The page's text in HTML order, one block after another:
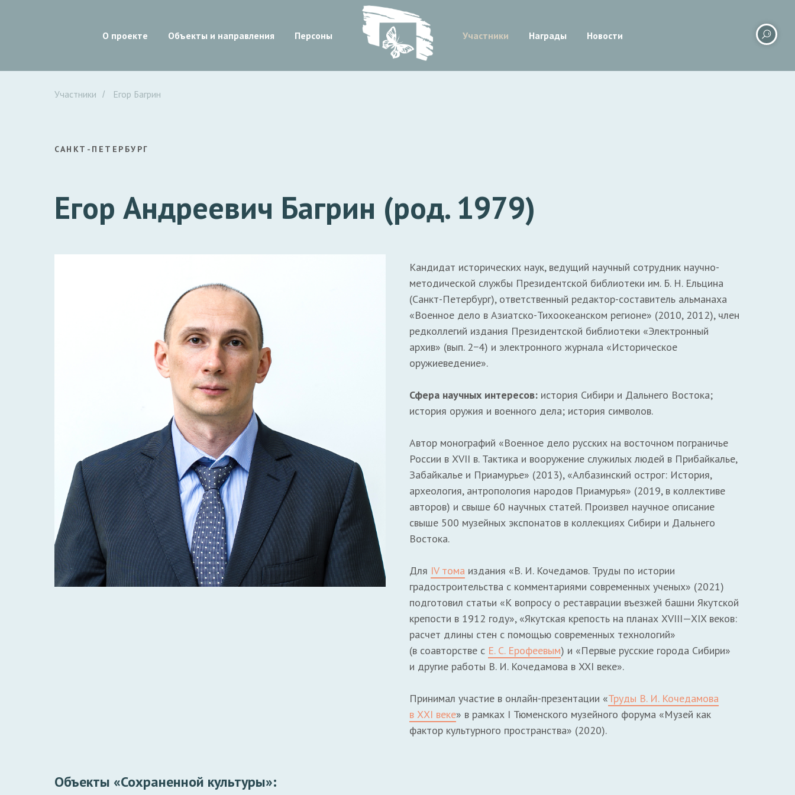
О проекте Объекты и направления Персоны Участники Награды Новости
Участники / Егор Багрин
САНКТ-ПЕТЕРБУРГ
Егор Андреевич Багрин (род. 1979)
Кандидат исторических наук, ведущий научный сотрудник научно-
методической службы Президентской библиотеки им. Б. Н. Ельцина
(Санкт-Петербург), ответственный редактор-составитель альманаха
«Военное дело в Азиатско-Тихоокеанском регионе» (2010, 2012), член
редколлегий издания Президентской библиотеки «Электронный
архив» (вып. 2−4) и электронного журнала «Историческое
оружиеведение».
Сфера научных интересов: история Сибири и Дальнего Востока;
история оружия и военного дела; история символов.
Автор монографий «Военное дело русских на восточном пограничье
России в XVII в. Тактика и вооружение служилых людей в Прибайкалье,
Забайкалье и Приамурье» (2013), «Албазинский острог: История,
археология, антропология народов Приамурья» (2019, в коллективе
авторов) и свыше 60 научных статей. Произвел научное описание
свыше 500 музейных экспонатов в коллекциях Сибири и Дальнего
Востока.
Для IV тома издания «В. И. Кочедамов. Труды по истории
градостроительства c комментариями современных ученых» (2021)
подготовил статьи «К вопросу о реставрации въезжей башни Якутской
крепости в 1912 году», «Якутская крепость на планах XVIII—XIX веков:
расчет длины стен с помощью современных технологий»
(в соавторстве с Е. С. Ерофеевым) и «Первые русские города Сибири»
и другие работы В. И. Кочедамова в XXI веке».
Принимал участие в онлайн-презентации «Труды В. И. Кочедамова
в ХХI веке» в рамках I Тюменского музейного форума «Музей как
фактор культурного пространства» (2020).
Объекты «Сохраненной культуры»: